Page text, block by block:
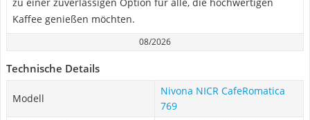
Kaffee genießen möchten.
08/2026
Technische Details
Modell
Nivona NICR CafeRomatica
769